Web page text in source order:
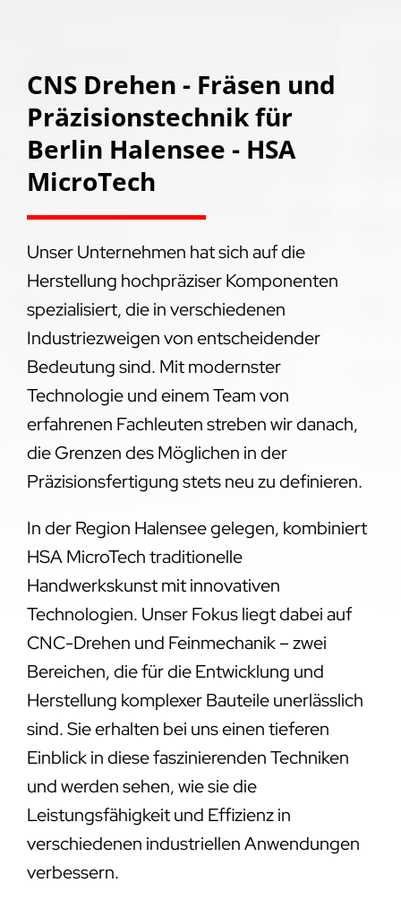
CNS Drehen - Fräsen und
Präzisionstechnik für
Berlin Halensee - HSA
MicroTech
Unser Unternehmen hat sich auf die
Herstellung hochpräziser Komponenten
spezialisiert, die in verschiedenen
Industriezweigen von entscheidender
Bedeutung sind. Mit modernster
Technologie und einem Team von
erfahrenen Fachleuten streben wir danach,
die Grenzen des Möglichen in der
Präzisionsfertigung stets neu zu definieren.
In der Region Halensee gelegen, kombiniert
HSA MicroTech traditionelle
Handwerkskunst mit innovativen
Technologien. Unser Fokus liegt dabei auf
CNC-Drehen und Feinmechanik – zwei
Bereichen, die für die Entwicklung und
Herstellung komplexer Bauteile unerlässlich
sind. Sie erhalten bei uns einen tieferen
Einblick in diese faszinierenden Techniken
und werden sehen, wie sie die
Leistungsfähigkeit und Effizienz in
verschiedenen industriellen Anwendungen
verbessern.